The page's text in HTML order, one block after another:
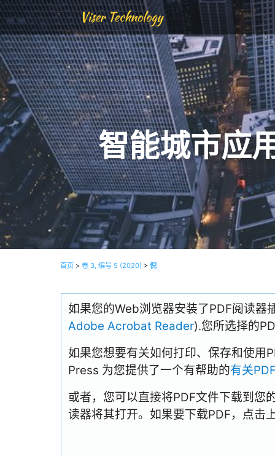
Viser Technology
智能城市应
首页 > 卷 3, 编号 5 (2020) > 倪
如果您的Web浏览器安装了PDF阅读器
Adobe Acrobat Reader).您所选择的
如果您想要有关如何打印、保存和使用
Press 为您提供了一个有帮助的有关
或者，您可以直接将PDF文件下载到您
读器将其打开。如果要下载PDF，点击